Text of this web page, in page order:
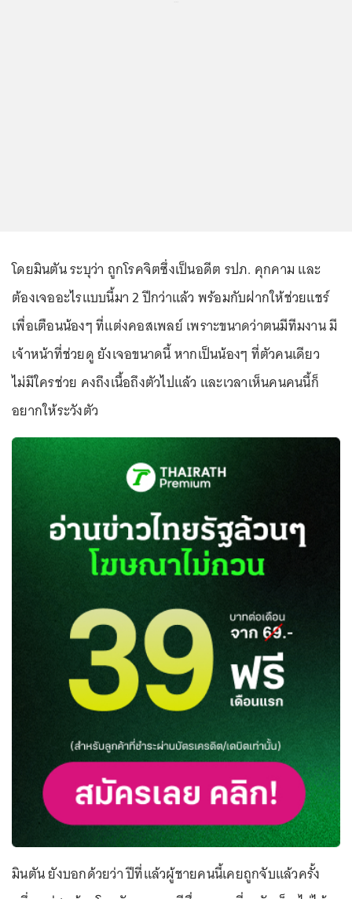
โดยมินตัน ระบุว่า ถูกโรคจิตซึ่งเป็นอดีต รปภ. คุกคาม และ
ต้องเจออะไรแบบนี้มา 2 ปีกว่าแล้ว พร้อมกับฝากให้ช่วยแชร์
เพื่อเตือนน้องๆ ที่แต่งคอสเพลย์ เพราะขนาดว่าตนมีทีมงาน มี
เจ้าหน้าที่ช่วยดู ยังเจอขนาดนี้ หากเป็นน้องๆ ที่ตัวคนเดียว
ไม่มีใครช่วย คงถึงเนื้อถึงตัวไปแล้ว และเวลาเห็นคนคนนี้ก็
อยากให้ระวังตัว
มินตัน ยังบอกด้วยว่า ปีที่แล้วผู้ชายคนนี้เคยถูกจับแล้วครั้ง